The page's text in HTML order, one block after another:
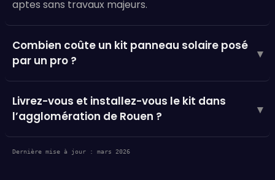
aptes sans travaux majeurs.
Combien coûte un kit panneau solaire posé
par un pro ?
▾
Livrez-vous et installez-vous le kit dans
l’agglomération de Rouen ?
▾
Dernière mise à jour : mars 2026